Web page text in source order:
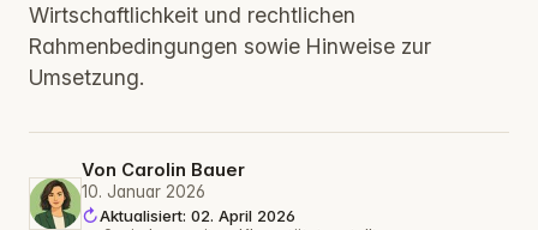
Wirtschaftlichkeit und rechtlichen
Rahmenbedingungen sowie Hinweise zur
Umsetzung.
Von Carolin Bauer
10. Januar 2026
Aktualisiert: 02. April 2026